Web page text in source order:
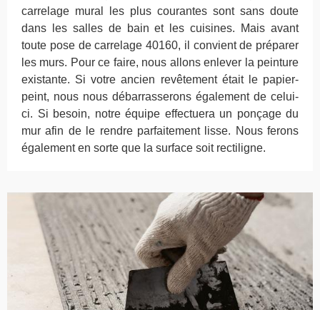
carrelage mural les plus courantes sont sans doute
dans les salles de bain et les cuisines. Mais avant
toute pose de carrelage 40160, il convient de préparer
les murs. Pour ce faire, nous allons enlever la peinture
existante. Si votre ancien revêtement était le papier-
peint, nous nous débarrasserons également de celui-
ci. Si besoin, notre équipe effectuera un ponçage du
mur afin de le rendre parfaitement lisse. Nous ferons
également en sorte que la surface soit rectiligne.